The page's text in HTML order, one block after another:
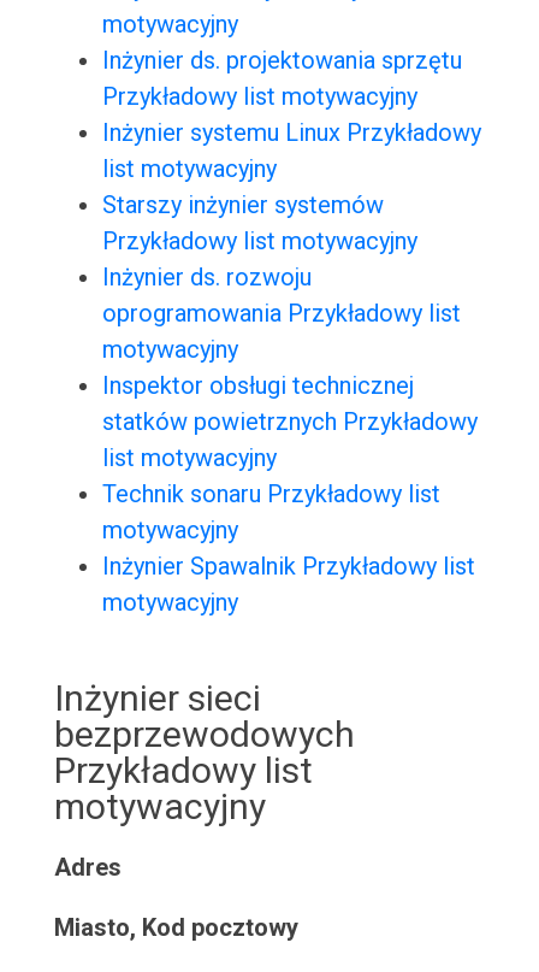
motywacyjny
Inżynier ds. projektowania sprzętu
Przykładowy list motywacyjny
Inżynier systemu Linux Przykładowy
list motywacyjny
Starszy inżynier systemów
Przykładowy list motywacyjny
Inżynier ds. rozwoju
oprogramowania Przykładowy list
motywacyjny
Inspektor obsługi technicznej
statków powietrznych Przykładowy
list motywacyjny
Technik sonaru Przykładowy list
motywacyjny
Inżynier Spawalnik Przykładowy list
motywacyjny
Inżynier sieci
bezprzewodowych
Przykładowy list
motywacyjny
Adres
Miasto, Kod pocztowy